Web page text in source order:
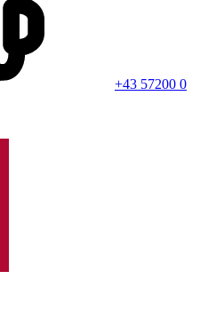
+43 57200 0